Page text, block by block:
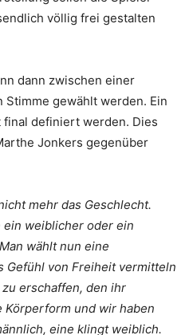
völlig frei gestalten
dann zwischen einer
gewählt werden. Ein
final definiert werden. Dies
Jonkers gegenüber
mehr das Geschlecht.
ein weiblicher oder ein
wählt nun eine
Gefühl von Freiheit vermitteln
erschaffen, den ihr
und wir haben
eine klingt weiblich.